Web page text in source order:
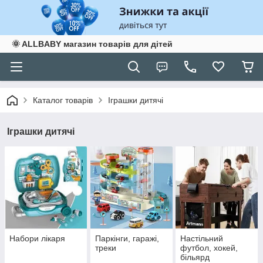
🌞 ALLBABY магазин товарів для дітей
Каталог товарів Іграшки дитячі
Іграшки дитячі
Набори лікаря
Паркінги, гаражі,
треки
Настільний
футбол, хокей,
більярд